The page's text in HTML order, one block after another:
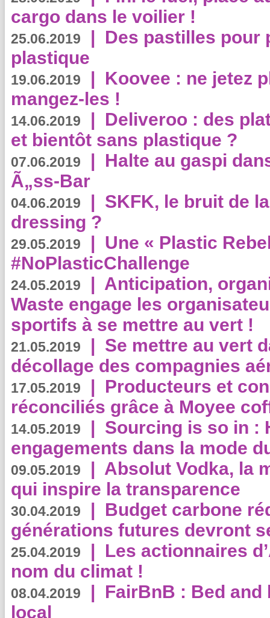
cargo dans le voilier !
25.06.2019 | Des pastilles pour
plastique
19.06.2019 | Koovee : ne jetez
mangez-les !
14.06.2019 | Deliveroo : des
et bientôt sans plastique ?
07.06.2019 | Halte au gaspi
Ã„ss-Bar
04.06.2019 | SKFK, le bruit de
dressing ?
29.05.2019 | Une « Plastic
#NoPlasticChallenge
24.05.2019 | Anticipation,
Waste engage les
sportifs à se mettre au vert !
21.05.2019 | Se mettre au vert
décollage des compagnies
17.05.2019 | Producteurs et
réconciliés grâce à Moyee
14.05.2019 | Sourcing is so in :
engagements dans la mode
09.05.2019 | Absolut Vodka, la
qui inspire la transparence
30.04.2019 | Budget carbone
générations futures devront
25.04.2019 | Les actionnaires
nom du climat !
08.04.2019 | FairBnB : Bed
local